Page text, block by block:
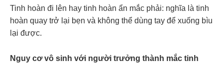
Tinh hoàn đi lên hay tinh hoàn ẩn mắc phải: nghĩa là tinh
hoàn quay trở lại bẹn và không thể dùng tay để xuống bìu
lại được.
Nguy cơ vô sinh với người trưởng thành mắc tinh